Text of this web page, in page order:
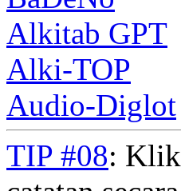
Alkitab GPT
Alki-TOP
Audio-Diglot
TIP #08: